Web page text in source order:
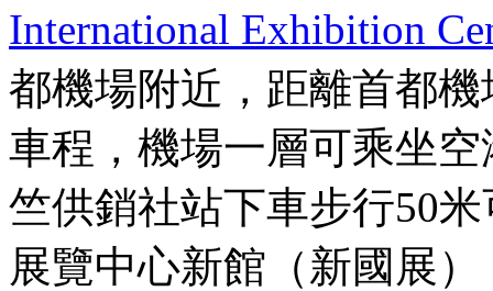
International Exhibition
都機場附近，距離首都機
車程，機場一層可乘坐
竺供銷社站下車步行50
展覽中心新館（新國展